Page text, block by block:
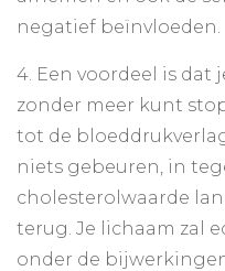
negatief beïnvloeden.
4. Een voordeel is dat
zonder meer kunt
tot de
niets gebeuren, in
cholesterolwaarde
terug. Je lichaam zal
onder de